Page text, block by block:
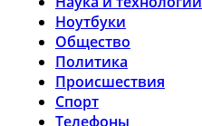
Ноутбуки
Общество
Политика
Происшествия
Спорт
Телефоны